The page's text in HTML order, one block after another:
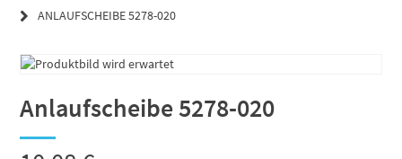
ANLAUFSCHEIBE 5278-020
Anlaufscheibe 5278-020